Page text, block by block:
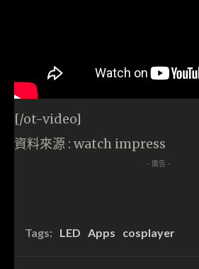
[/ot-video]
資料來源 : watch impress
- 廣告 -
Tags: LED Apps cosplayer